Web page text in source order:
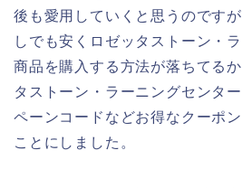
後も愛用していくと思うのです
しでも安くロゼッタストーン・
商品を購入する方法が落ちてる
タストーン・ラーニングセンタ
ペーンコードなどお得なクーポ
ことにしました。